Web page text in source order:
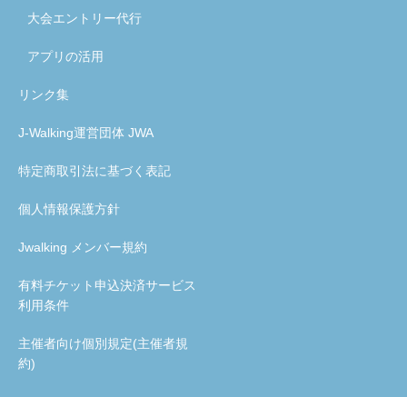
大会エントリー代行
アプリの活用
リンク集
J-Walking運営団体 JWA
特定商取引法に基づく表記
個人情報保護方針
Jwalking メンバー規約
有料チケット申込決済サービス
利用条件
主催者向け個別規定(主催者規
約)